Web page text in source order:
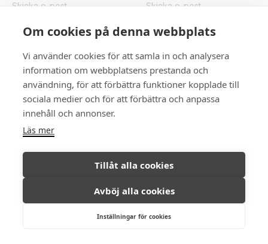
Om cookies på denna webbplats
Vi använder cookies för att samla in och analysera
information om webbplatsens prestanda och
användning, för att förbättra funktioner kopplade till
sociala medier och för att förbättra och anpassa
innehåll och annonser.
Läs mer
Tillåt alla cookies
Avböj alla cookies
Inställningar för cookies
Skicka e-post
Skicka e-post
FÖLJ OSS
Ambassadör Fastighetsmäkleri © All
rights reserved, 2026.